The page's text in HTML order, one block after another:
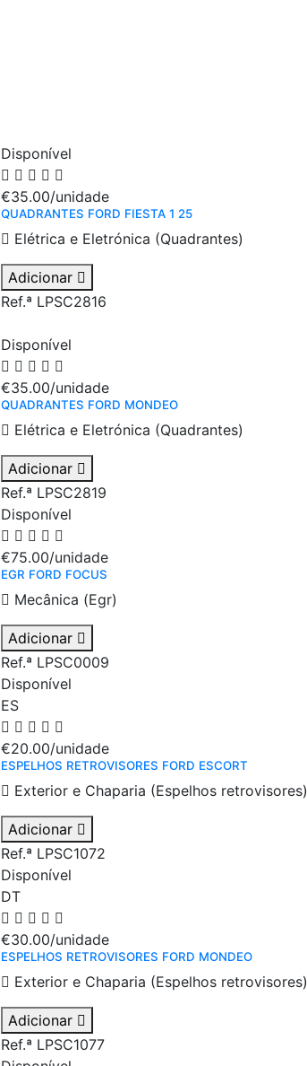
Disponível
€35.00/unidade
QUADRANTES FORD FIESTA 1 25
Elétrica e Eletrónica (Quadrantes)
Adicionar
Ref.ª LPSC2816
Disponível
€35.00/unidade
QUADRANTES FORD MONDEO
Elétrica e Eletrónica (Quadrantes)
Adicionar
Ref.ª LPSC2819
Disponível
€75.00/unidade
EGR FORD FOCUS
Mecânica (Egr)
Adicionar
Ref.ª LPSC0009
Disponível
ES
€20.00/unidade
ESPELHOS RETROVISORES FORD ESCORT
Exterior e Chaparia (Espelhos retrovisores)
Adicionar
Ref.ª LPSC1072
Disponível
DT
€30.00/unidade
ESPELHOS RETROVISORES FORD MONDEO
Exterior e Chaparia (Espelhos retrovisores)
Adicionar
Ref.ª LPSC1077